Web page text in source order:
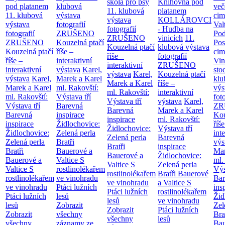
pod platanem
11. klubová
výstava
fotografií
ZRUŠENO
Kouzelná ptačí
říše –
interaktivní
výstava Karel,
Marek a Karel
ml. Rakovští:
Výstava tří
Barevná
inspirace
Židlochovice:
Zelená perla
Bratři
Bauerové a
Valtice S
rostlinolékařem
ve vinohradu
Ptáci lužních
lesů
Zobrazit
všechny
klubová
výstava
fotografií
ZRUŠENO
Kouzelná ptačí
říše –
interaktivní
výstava Karel,
Marek a Karel
ml. Rakovští:
Výstava tří
Barevná
inspirace
Židlochovice:
Zelená perla
Bratři
Bauerové a
Valtice S
rostlinolékařem
ve vinohradu
Ptáci lužních
lesů
Zobrazit
všechny
záznamy ze
11. klubová
výstava
fotografií
ZRUŠENO
Kouzelná ptačí
říše –
interaktivní
výstava Karel,
Marek a Karel
ml. Rakovští:
Výstava tří
Barevná
inspirace
Židlochovice:
Zelená perla
Bratři
Bauerové a
Valtice S
rostlinolékařem
ve vinohradu
Ptáci lužních
lesů
Zobrazit
všechny
platanem
KOLLÁROVCI
- Hudba na
vinicích 11.
klubová výstava
fotografií
ZRUŠENO
Kouzelná ptačí
říše –
interaktivní
výstava Karel,
Marek a Karel
ml. Rakovští:
Výstava tří
Barevná
inspirace
Židlochovice:
Zelená perla
Bratři Bauerové
a Valtice S
rostlinolékařem
ve vinohradu
Ptáci lužních
lesů
ml.